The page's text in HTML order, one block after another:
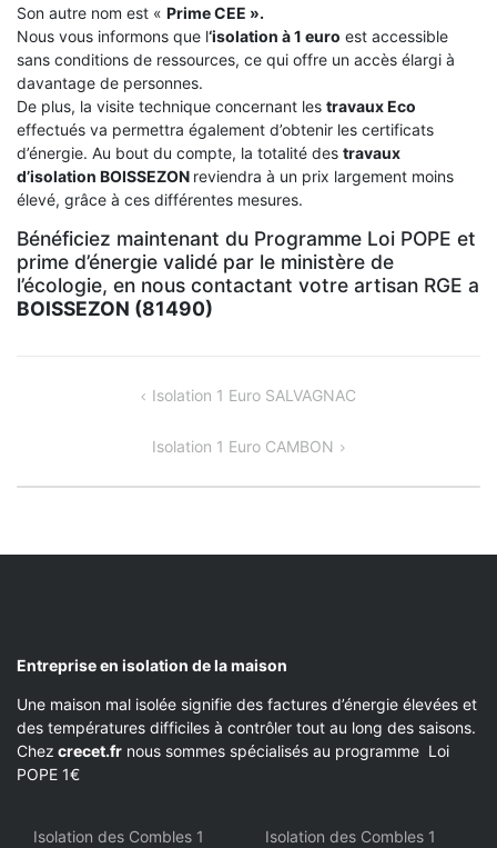
Son autre nom est « Prime CEE ».
Nous vous informons que l‘isolation à 1 euro est accessible
sans conditions de ressources, ce qui offre un accès élargi à
davantage de personnes.
De plus, la visite technique concernant les travaux Eco
effectués va permettra également d’obtenir les certificats
d’énergie. Au bout du compte, la totalité des travaux
d’isolation BOISSEZON reviendra à un prix largement moins
élevé, grâce à ces différentes mesures.
Bénéficiez maintenant du Programme Loi POPE et
prime d’énergie validé par le ministère de
l’écologie, en nous contactant votre artisan RGE a
BOISSEZON (81490)
NAVIGATION Isolation 1 Euro SALVAGNAC
Isolation 1 Euro CAMBON
Entreprise en isolation de la maison
Une maison mal isolée signifie des factures d’énergie élevées et
des températures difficiles à contrôler tout au long des saisons.
Chez crecet.fr nous sommes spécialisés au programme Loi
POPE 1€
Isolation des Combles 1 Isolation des Combles 1